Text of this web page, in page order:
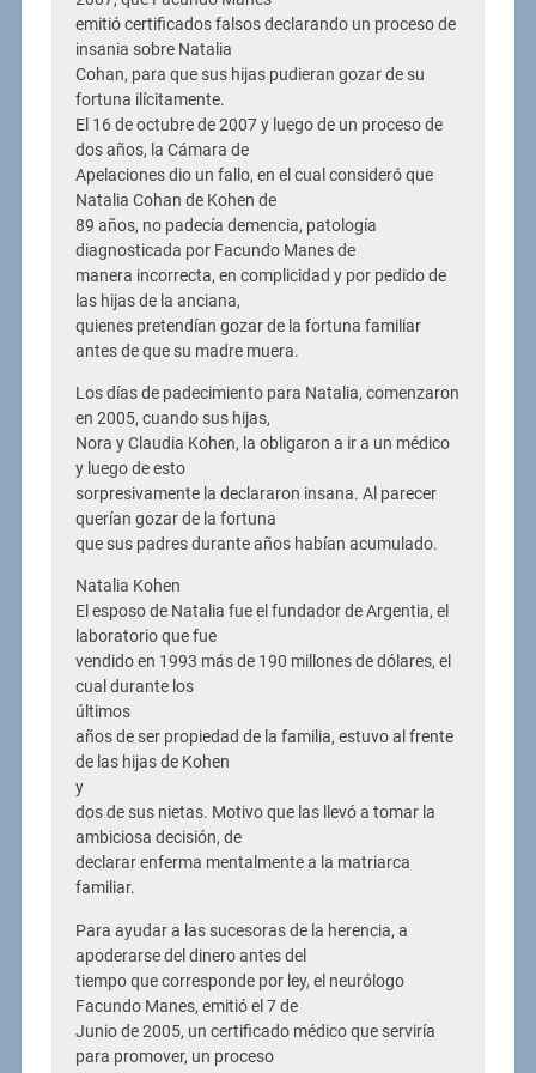
emitió certificados falsos declarando un proceso de
insania sobre Natalia
Cohan, para que sus hijas pudieran gozar de su
fortuna ilícitamente.
El 16 de octubre de 2007 y luego de un proceso de
dos años, la Cámara de
Apelaciones dio un fallo, en el cual consideró que
Natalia Cohan de Kohen de
89 años, no padecía demencia, patología
diagnosticada por Facundo Manes de
manera incorrecta, en complicidad y por pedido de
las hijas de la anciana,
quienes pretendían gozar de la fortuna familiar
antes de que su madre muera.
Los días de padecimiento para Natalia, comenzaron
en 2005, cuando sus hijas,
Nora y Claudia Kohen, la obligaron a ir a un médico
y luego de esto
sorpresivamente la declararon insana. Al parecer
querían gozar de la fortuna
que sus padres durante años habían acumulado.
Natalia Kohen
El esposo de Natalia fue el fundador de Argentia, el
laboratorio que fue
vendido en 1993 más de 190 millones de dólares, el
cual durante los
últimos
años de ser propiedad de la familia, estuvo al frente
de las hijas de Kohen
y
dos de sus nietas. Motivo que las llevó a tomar la
ambiciosa decisión, de
declarar enferma mentalmente a la matriarca
familiar.
Para ayudar a las sucesoras de la herencia, a
apoderarse del dinero antes del
tiempo que corresponde por ley, el neurólogo
Facundo Manes, emitió el 7 de
Junio de 2005, un certificado médico que serviría
para promover, un proceso